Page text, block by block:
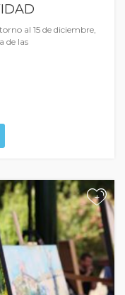
al 15 de diciembre,
de las
+